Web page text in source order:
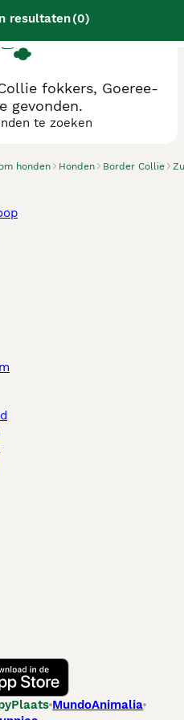
resultaten(0)
honden Honden Border Collie
fokkers, Goeree-
gevonden.
te zoeken
MundoAnimalia